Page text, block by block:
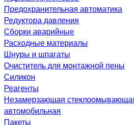
Предохранительная автоматика
Редуктора давления
Сборки аварийные
Расходные материалы
Шнуры и шпагаты
Очиститель для монтажной пены
Силикон
Реагенты
Незамерзающая
автомобильная
Пакеты